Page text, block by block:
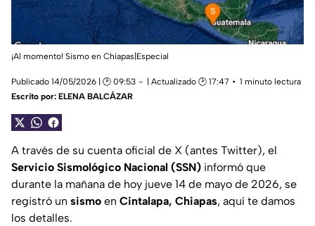
¡Al momento! Sismo en Chiapas|Especial
Publicado 14/05/2026 | 🕑 09:53 | Actualizado 🕑 17:47
1 minuto lectura
Escrito por: ELENA BALCÁZAR
A través de su cuenta oficial de X (antes Twitter), el
Servicio Sismológico Nacional (SSN) informó que
durante la mañana de hoy jueve 14 de mayo de 2026, se
registró un sismo en Cintalapa, Chiapas, aquí te damos
los detalles.